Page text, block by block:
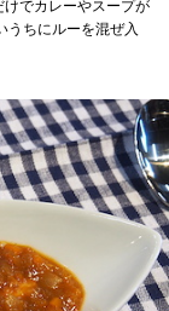
でカレーやスープが
うちにルーを混ぜ入